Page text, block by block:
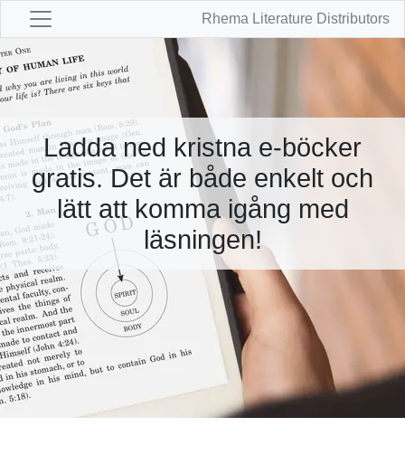
Rhema Literature Distributors
Ladda ned kristna e-böcker
gratis. Det är både enkelt och
lätt att komma igång med
läsningen!